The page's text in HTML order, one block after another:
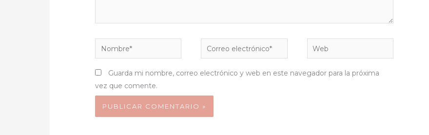
Nombre*
Correo
electrónico*
Web
Guarda mi nombre, correo electrónico y web en este navegador para la próxima
vez que comente.